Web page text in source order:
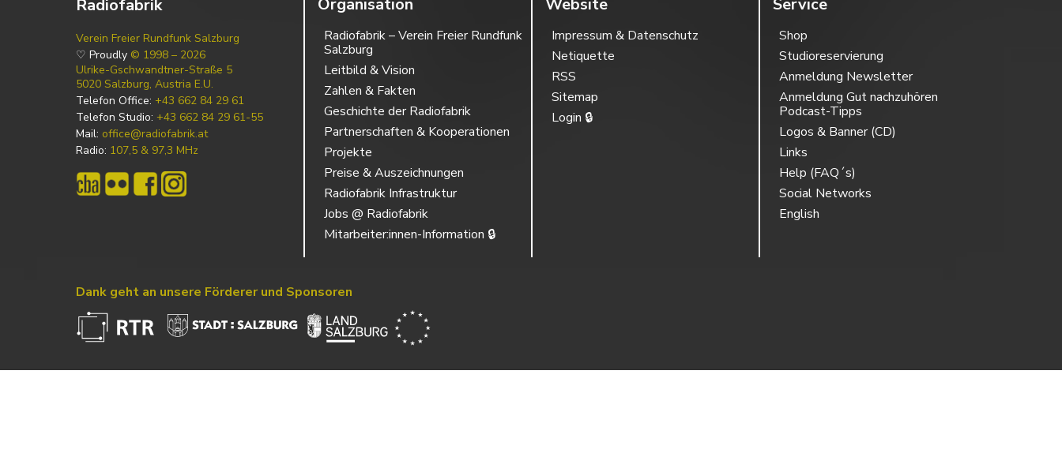
Radiofabrik
Verein Freier Rundfunk Salzburg
♡ Proudly © 1998 – 2026
Ulrike-Gschwandtner-Straße 5
5020 Salzburg, Austria E.U.
Telefon Office: +43 662 84 29 61
Telefon Studio: +43 662 84 29 61-55
Mail: office@radiofabrik.at
Radio: 107,5 & 97,3 MHz
Radiofabrik – Verein Freier Rundfunk
Salzburg
Leitbild & Vision
Zahlen & Fakten
Geschichte der Radiofabrik
Partnerschaften & Kooperationen
Projekte
Preise & Auszeichnungen
Radiofabrik Infrastruktur
Jobs @ Radiofabrik
Mitarbeiter:innen-Information 🔒
Impressum & Datenschutz
Netiquette
RSS
Sitemap
Login 🔒
Shop
Studioreservierung
Anmeldung Newsletter
Anmeldung Gut nachzuhören
Podcast-Tipps
Logos & Banner (CD)
Links
Help (FAQ´s)
Social Networks
English
Dank geht an unsere Förderer und Sponsoren